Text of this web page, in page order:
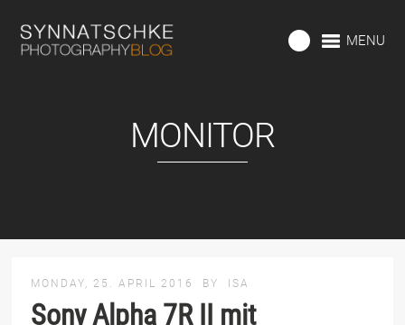
MENU
MONITOR
MONDAY, 25. APRIL 2016 BY ISA
Sony Alpha 7R II mit